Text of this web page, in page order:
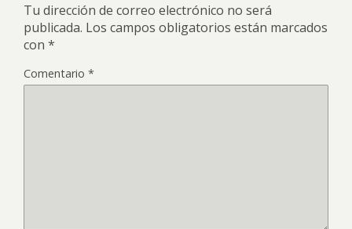
Tu dirección de correo electrónico no será
publicada. Los campos obligatorios están marcados
con *
Comentario *